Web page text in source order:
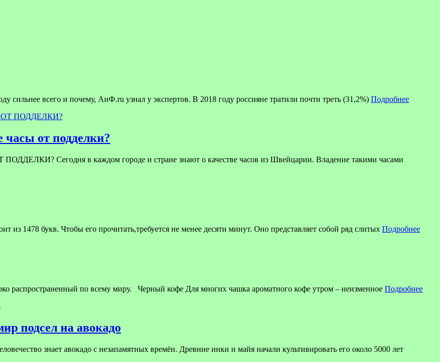
сильнее всего и почему, АиФ.ru узнал у экспертов. В 2018 году россияне тратили почти треть (31,2%) Подробнее
от подделки?
Сегодня в каждом городе и стране знают о качестве часов из Швейцарии. Владение такими часами
1478 букв. Чтобы его прочитать,требуется не менее десяти минут. Оно представляет собой ряд слитых Подробнее
распространенный по всему миру. Черный кофе Для многих чашка ароматного кофе утром – неизменное Подробнее
подсел на авокадо
знает авокадо с незапамятных времён. Древние инки и майя начали культивировать его около 5000 лет